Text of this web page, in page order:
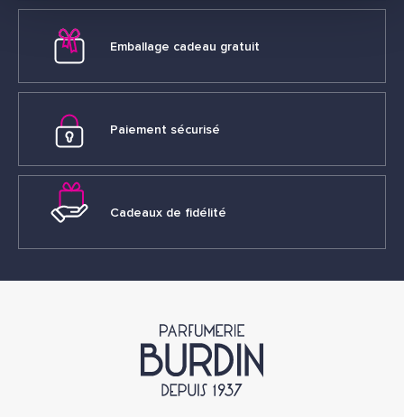
Emballage cadeau gratuit
Paiement sécurisé
Cadeaux de fidélité